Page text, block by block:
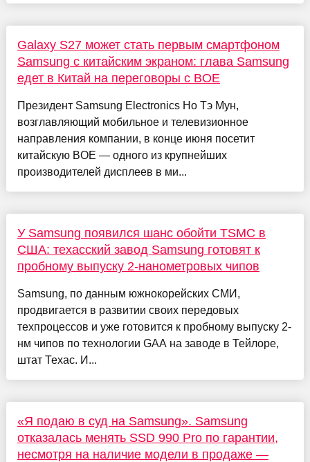
Galaxy S27 может стать первым смартфоном
Samsung с китайским экраном: глава Samsung
едет в Китай на переговоры с BOE
Президент Samsung Electronics Но Тэ Мун,
возглавляющий мобильное и телевизионное
направления компании, в конце июня посетит
китайскую BOE — одного из крупнейших
производителей дисплеев в ми...
У Samsung появился шанс обойти TSMC в
США: техасский завод Samsung готовят к
пробному выпуску 2-нанометровых чипов
Samsung, по данным южнокорейских СМИ,
продвигается в развитии своих передовых
техпроцессов и уже готовится к пробному выпуску 2-
нм чипов по технологии GAA на заводе в Тейлоре,
штат Техас. И...
«Я подаю в суд на Samsung». Samsung
отказалась менять SSD 990 Pro по гарантии,
несмотря на наличие модели в продаже —